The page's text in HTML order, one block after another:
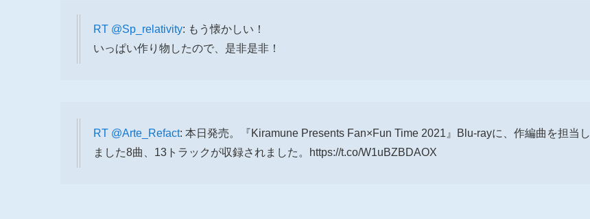
RT @Sp_relativity: もう懐かしい！
いっぱい作り物したので、是非是非！
RT @Arte_Refact: 本日発売。『Kiramune Presents Fan×Fun Time 2021』Blu-rayに、作編曲を担当し
ました8曲、13トラックが収録されました。https://t.co/W1uBZBDAOX